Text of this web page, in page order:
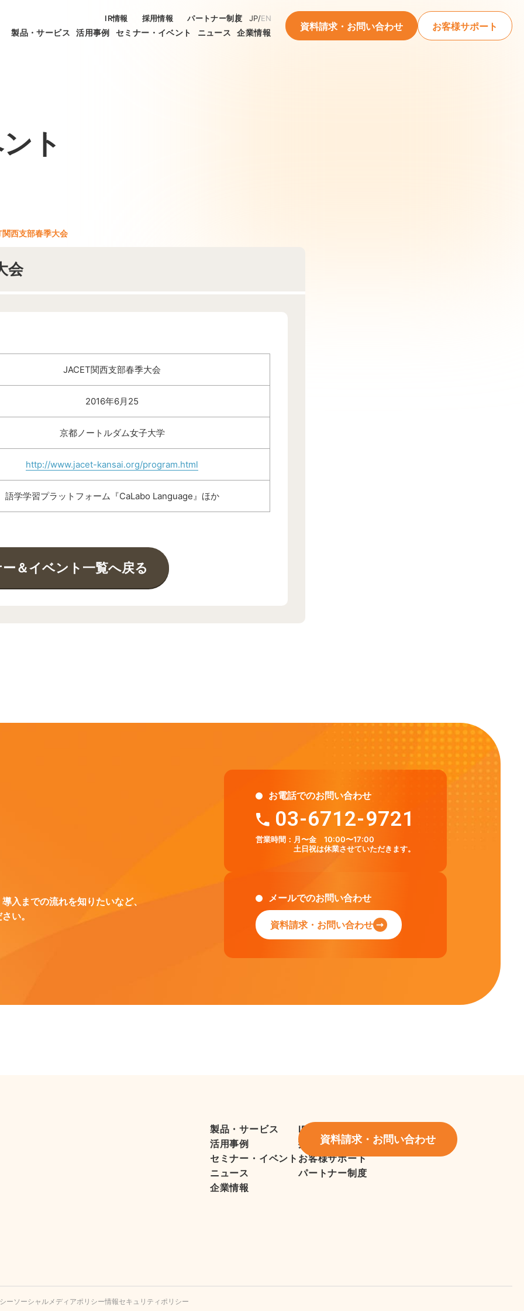
製品・サービス 活用事例 セミナー・イベント ニュース 企業情報
IR情報 採用情報 パートナー制度 JP/EN
資料請求・お問い合わせ お客様サポート
ト
西支部春季大会
会
JACET関西支部春季大会
2016年6月25
京都ノートルダム女子大学
http://www.jacet-kansai.org/program.html
語学学習プラットフォーム『CaLabo Language』ほか
＆イベント一覧へ戻る
入までの流れを知りたいなど、
い。
お電話でのお問い合わせ
03-6712-9721
営業時間： 月〜金 10:00〜17:00
土日祝は休業させていただきます。
メールでのお問い合わせ
資料請求・お問い合わせ
製品・サービス
活用事例
セミナー・イベント
ニュース
企業情報
IR情報
採用情報
お客様サポート
パートナー制度
資料請求・お問い合わせ
ーソーシャルメディアポリシー情報セキュリティポリシー